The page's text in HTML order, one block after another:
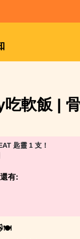
軟飯 |
匙靈 1 支！
有: